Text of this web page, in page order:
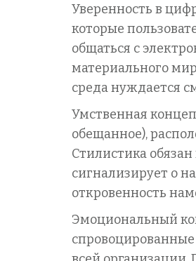
Уверенность в
которые
общаться с
материального
среда нуждается
Умственная
обещанное),
Стилистика
сигнализирует о
откровенность
Эмоциональный